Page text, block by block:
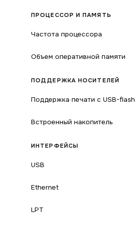
ПРОЦЕССОР И ПАМЯТЬ
Частота процессора
Объем оперативной памяти
ПОДДЕРЖКА НОСИТЕЛЕЙ
Поддержка печати с USB-flash
Встроенный накопитель
ИНТЕРФЕЙСЫ
USB
Ethernet
LPT